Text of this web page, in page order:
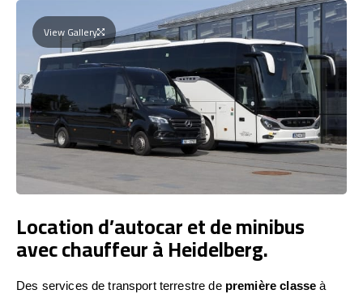
View Gallery
Location d’autocar et de minibus
avec chauffeur à Heidelberg.
Des services de transport terrestre de première classe à